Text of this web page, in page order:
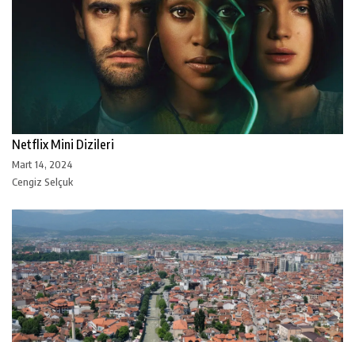
Netflix Mini Dizileri
Mart 14, 2024
Cengiz Selçuk